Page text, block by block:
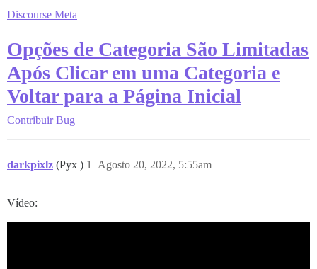
Discourse Meta
Opções de Categoria São Limitadas
Após Clicar em uma Categoria e
Voltar para a Página Inicial
Contribuir Bug
darkpixlz (Pyx ) Agosto 20, 2022, 5:55am
1
Vídeo: